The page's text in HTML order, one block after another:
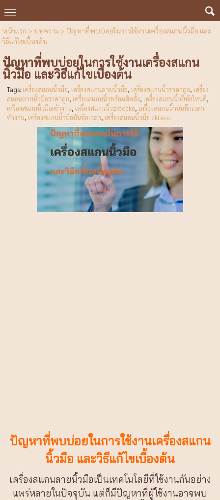
หน้าแรก > บทความ > ปัญหาที่พบบ่อยในการใช้งานเครื่องสแกนนิ้วมือ และ
วิธีแก้ไขเบื้องต้น
ปัญหาที่พบบ่อยในการใช้งานเครื่องสแกน
นิ้วมือ และวิธีแก้ไขเบื้องต้น
Tags: เครื่องสแกนนิ้วมือ, เครื่องสแกนลายนิ้วมือ, เครื่องสแกนนิ้วราคาถูก, เครื่อง
สแกนลายนิ้วมือราคาถูก, เครื่องสแกนนิ้วพร้อมติดตั้ง, เครื่องสแกนนิ้วยี่ห้อไหนดี,
เครื่องสแกนนิ้วมือเข้างาน, เครื่องสแกนนิ้วzktecko, เครื่องสแกนนิ้วบันทึกเวลา
ทำงาน, เครื่องสแกนนิ้วมือบันทึกเวลา, เครื่องสแกนนิ้วมือ zkteco
ปัญหาที่พบบ่อยในการใช้งานเครื่องสแกน
นิ้วมือ และวิธีแก้ไขเบื้องต้น
เครื่องสแกนลายนิ้วมือเป็นเทคโนโลยีที่ใช้งานกันอย่าง
แพร่หลายในปัจจุบัน แต่ก็มีปัญหาที่ผู้ใช้งานอาจพบ